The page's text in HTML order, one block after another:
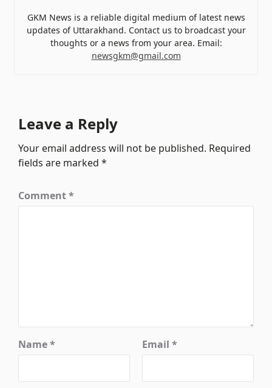
GKM News is a reliable digital medium of latest news
updates of Uttarakhand. Contact us to broadcast your
thoughts or a news from your area. Email:
newsgkm@gmail.com
Leave a Reply
Your email address will not be published. Required
fields are marked*
Comment*
Name* Email *